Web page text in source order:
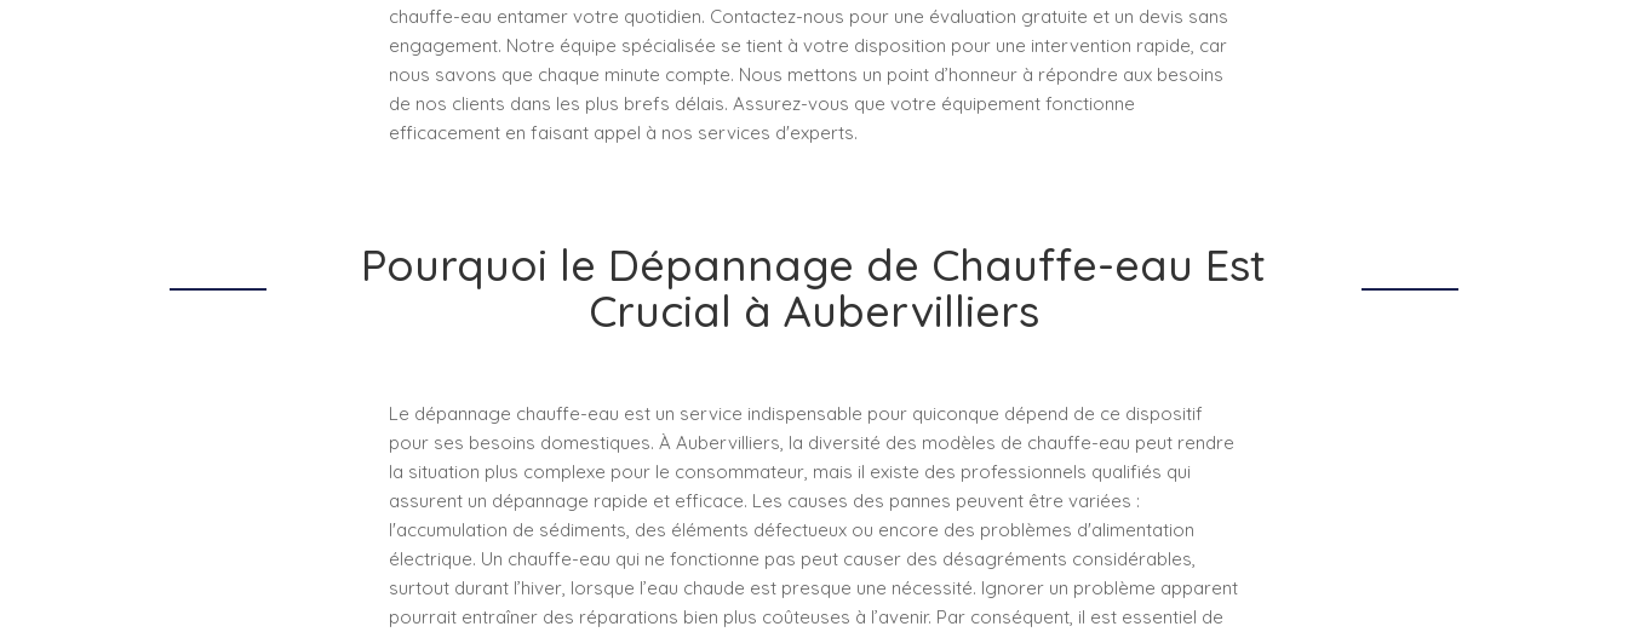
chauffe-eau entamer votre quotidien. Contactez-nous pour une évaluation gratuite et un devis sans
engagement. Notre équipe spécialisée se tient à votre disposition pour une intervention rapide, car
nous savons que chaque minute compte. Nous mettons un point d’honneur à répondre aux besoins
de nos clients dans les plus brefs délais. Assurez-vous que votre équipement fonctionne
efficacement en faisant appel à nos services d'experts.
Pourquoi le Dépannage de Chauffe-eau Est
Crucial à Aubervilliers
Le dépannage chauffe-eau est un service indispensable pour quiconque dépend de ce dispositif
pour ses besoins domestiques. À Aubervilliers, la diversité des modèles de chauffe-eau peut rendre
la situation plus complexe pour le consommateur, mais il existe des professionnels qualifiés qui
assurent un dépannage rapide et efficace. Les causes des pannes peuvent être variées :
l'accumulation de sédiments, des éléments défectueux ou encore des problèmes d'alimentation
électrique. Un chauffe-eau qui ne fonctionne pas peut causer des désagréments considérables,
surtout durant l’hiver, lorsque l’eau chaude est presque une nécessité. Ignorer un problème apparent
pourrait entraîner des réparations bien plus coûteuses à l’avenir. Par conséquent, il est essentiel de